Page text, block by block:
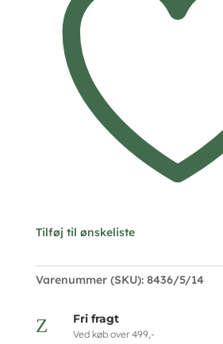
Design
8436/5/14
Tilføj til ønskeliste
Varenummer (SKU): 8436/5/14
Z Fri fragt
Ved køb over 499,-